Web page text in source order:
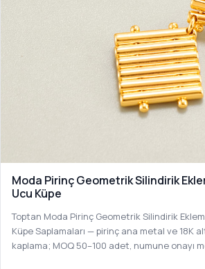
Moda Pirinç Geometrik Silindirik
Ucu Küpe
Toptan Moda Pirinç Geometrik Silindirik
Küpe Saplamaları — pirinç ana metal ve 18K
kaplama; MOQ 50–100 adet, numune onayı